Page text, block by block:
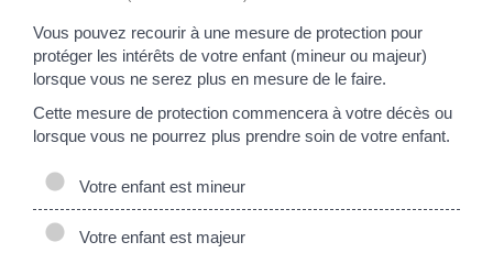
Vous pouvez recourir à une mesure de protection pour
protéger les intérêts de votre enfant (mineur ou majeur)
lorsque vous ne serez plus en mesure de le faire.
Cette mesure de protection commencera à votre décès ou
lorsque vous ne pourrez plus prendre soin de votre enfant.
Votre enfant est mineur
Votre enfant est majeur